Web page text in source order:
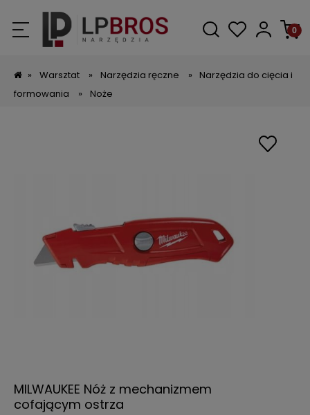
» Warsztat » Narzędzia ręczne »
Narzędzia do cięcia i
formowania
» Noże
MILWAUKEE Nóż z mechanizmem
cofającym ostrza